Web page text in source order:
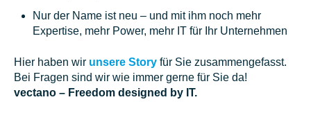
Nur der Name ist neu – und mit ihm noch mehr
Expertise, mehr Power, mehr IT für Ihr Unternehmen
Hier haben wir unsere Story für Sie zusammengefasst.
Bei Fragen sind wir wie immer gerne für Sie da!
vectano – Freedom designed by IT.